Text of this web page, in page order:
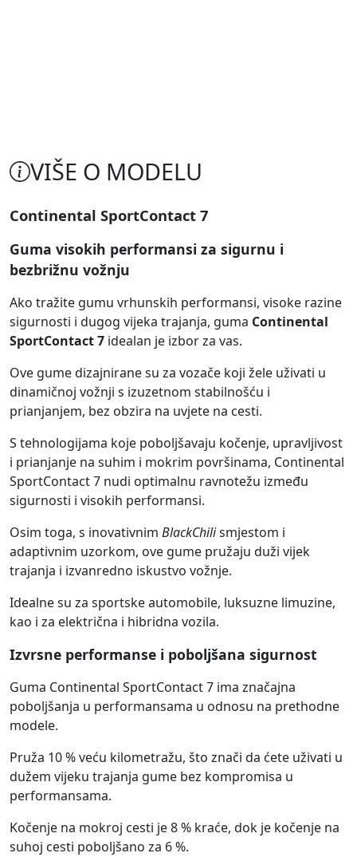
VIŠE O MODELU
Continental SportContact 7
Guma visokih performansi za sigurnu i
bezbrižnu vožnju
Ako tražite gumu vrhunskih performansi, visoke razine
sigurnosti i dugog vijeka trajanja, guma Continental
SportContact 7 idealan je izbor za vas.
Ove gume dizajnirane su za vozače koji žele uživati u
dinamičnoj vožnji s izuzetnom stabilnošću i
prianjanjem, bez obzira na uvjete na cesti.
S tehnologijama koje poboljšavaju kočenje, upravljivost
i prianjanje na suhim i mokrim površinama, Continental
SportContact 7 nudi optimalnu ravnotežu između
sigurnosti i visokih performansi.
Osim toga, s inovativnim BlackChilismjestom i
adaptivnim uzorkom, ove gume pružaju duži vijek
trajanja i izvanredno iskustvo vožnje.
Idealne su za sportske automobile, luksuzne limuzine,
kao i za električna i hibridna vozila.
Izvrsne performanse i poboljšana sigurnost
Guma Continental SportContact 7 ima značajna
poboljšanja u performansama u odnosu na prethodne
modele.
Pruža 10 % veću kilometražu, što znači da ćete uživati u
dužem vijeku trajanja gume bez kompromisa u
performansama.
Kočenje na mokroj cesti je 8 % kraće, dok je kočenje na
suhoj cesti poboljšano za 6 %.